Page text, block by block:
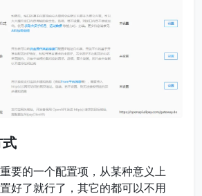
式
要的一个配置项，从某种意义上
好了就行了，其它的都可以不用